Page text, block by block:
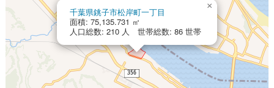
千葉県銚子市松岸町一丁目
面積: 75,135.731 ㎡
人口総数: 210 人 世帯総数: 86 世帯
×